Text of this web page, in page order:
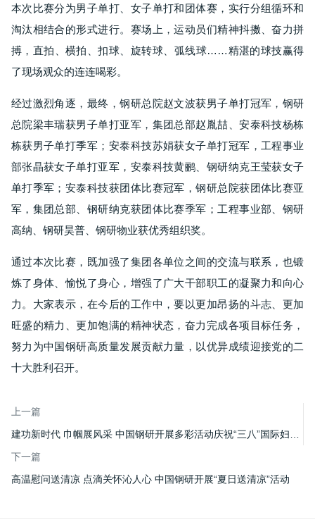
本次比赛分为男子单打、女子单打和团体赛，实行分组循环和
淘汰相结合的形式进行。赛场上，运动员们精神抖擞、奋力拼
搏，直拍、横拍、扣球、旋转球、弧线球……精湛的球技赢得
了现场观众的连连喝彩。
经过激烈角逐，最终，钢研总院赵文波获男子单打冠军，钢研
总院梁丰瑞获男子单打亚军，集团总部赵胤喆、安泰科技杨栋
栋获男子单打季军；安泰科技苏娟获女子单打冠军，工程事业
部张晶获女子单打亚军，安泰科技黄鹂、钢研纳克王莹获女子
单打季军；安泰科技获团体比赛冠军，钢研总院获团体比赛亚
军，集团总部、钢研纳克获团体比赛季军；工程事业部、钢研
高纳、钢研昊普、钢研物业获优秀组织奖。
通过本次比赛，既加强了集团各单位之间的交流与联系，也锻
炼了身体、愉悦了身心，增强了广大干部职工的凝聚力和向心
力。大家表示，在今后的工作中，要以更加昂扬的斗志、更加
旺盛的精力、更加饱满的精神状态，奋力完成各项目标任务，
努力为中国钢研高质量发展贡献力量，以优异成绩迎接党的二
十大胜利召开。
上一篇
建功新时代 巾帼展风采 中国钢研开展多彩活动庆祝“三八”国际妇女节
下一篇
高温慰问送清凉 点滴关怀沁人心 中国钢研开展“夏日送清凉”活动